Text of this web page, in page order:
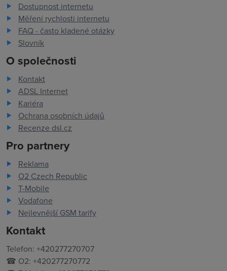
Dostupnost internetu
Měření rychlosti internetu
FAQ - často kladené otázky
Slovník
O společnosti
Kontakt
ADSL Internet
Kariéra
Ochrana osobních údajů
Recenze dsl.cz
Pro partnery
Reklama
O2 Czech Republic
T-Mobile
Vodafone
Nejlevnější GSM tarify
Kontakt
Telefon: +420277270707
☎ O2: +420277270772